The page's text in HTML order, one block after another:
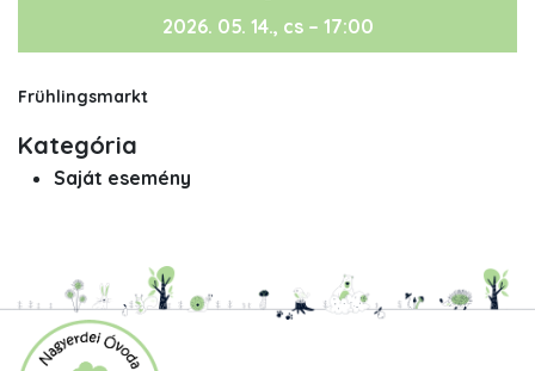
2026. 05. 14., cs – 17:00
Frühlingsmarkt
Kategória
Saját esemény